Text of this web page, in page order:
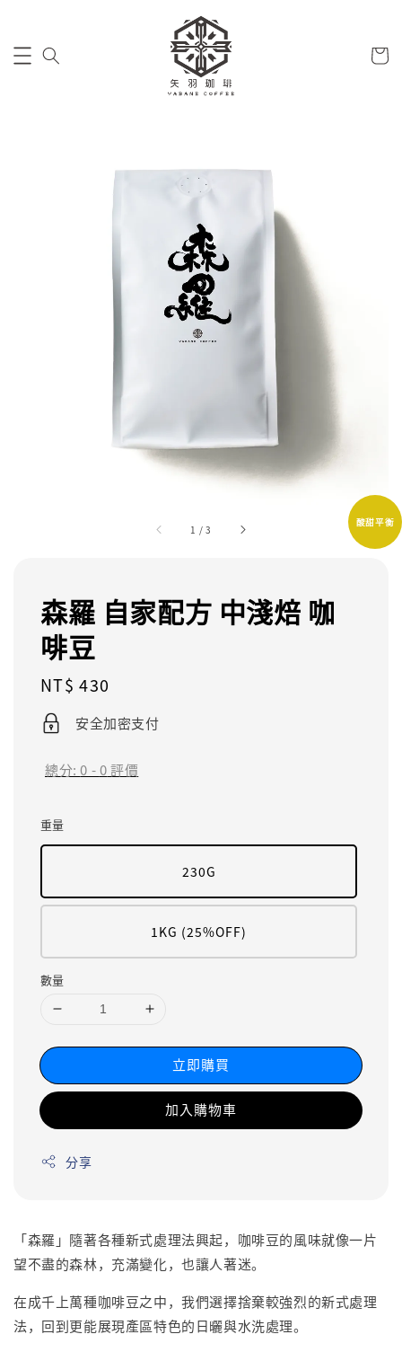
1 /3
酸甜平衡
森羅 自家配方 中淺焙 咖
啡豆
Regular
price
NT$ 430
安全加密支付
總分:0 -0評價
重量
230G
1KG (25%OFF)
數量
立即購買
加入購物車
分享
「森羅」隨著各種新式處理法興起，咖啡豆的風味就像一片
望不盡的森林，充滿變化，也讓人著迷。
在成千上萬種咖啡豆之中，我們選擇捨棄較強烈的新式處理
法，回到更能展現產區特色的日曬與水洗處理。